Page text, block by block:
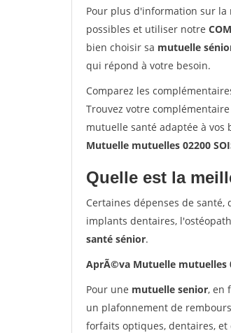
Pour plus d'information sur
possibles et utiliser notre
bien choisir sa mutuelle
qui répond à votre besoin.
Comparez les
Trouvez votre
mutuelle santé adaptée à vos
Mutuelle mutuelles 02200
Quelle est la
Certaines dépenses de
implants dentaires,
santé sénior.
AprÃ©va Mutuelle mutuelles
Pour une mutuelle senior, en
un plafonnement de
forfaits optiques, dentaires,